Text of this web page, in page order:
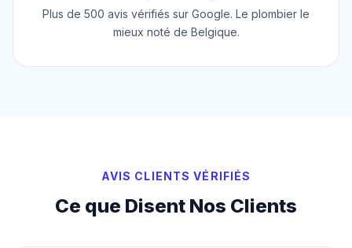
Plus de 500 avis vérifiés sur Google. Le plombier le
mieux noté de Belgique.
AVIS CLIENTS VÉRIFIÉS
Ce que Disent Nos Clients